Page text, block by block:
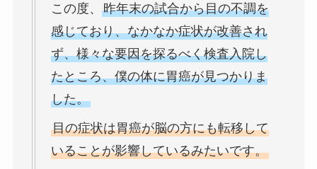
この度、 昨年末の試合から目の不調を
感じており、なかなか症状が改善され
ず、様々な要因を探るべく検査入院し
たところ、僕の体に胃癌が見つかりま
した。
目の症状は胃癌が脳の方にも転移して
いることが影響しているみたいです。